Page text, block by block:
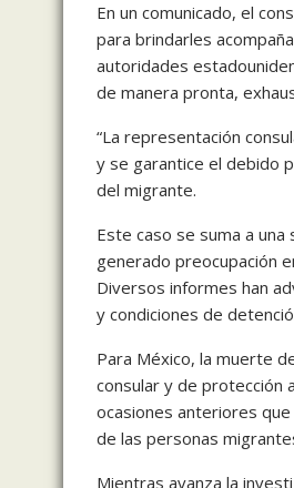
En un comunicado, el
para brindarles
autoridades
de manera pronta,
“La representación
y se garantice el debido
del migrante.
Este caso se suma a
generado preocupación
Diversos informes han
y condiciones de
Para México, la muerte
consular y de protección
ocasiones anteriores
de las personas
Mientras avanza la